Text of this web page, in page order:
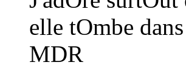
elle tOmbe
MDR